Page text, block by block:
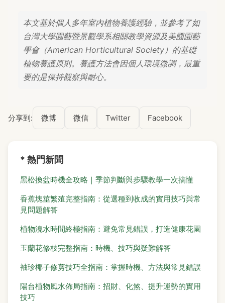
本文基於個人多年室內植物養護經驗，並參考了如
台灣大學園藝暨景觀學系相關教學資源及美國園藝
學會（American Horticultural Society）的基礎
植物養護原則。養護方法會因個人環境微調，最重
要的是保持觀察與耐心。
分享到: 微博 微信 Twitter Facebook
* 熱門新聞
黑松換盆時機全攻略｜季節判斷與步驟教學一次搞懂
香蕉塊莖繁殖完整指南：從選種到收成的實用技巧與常
見問題解答
植物澆水時間終極指南：避免常見錯誤，打造健康花園
玉蘭花修枝完整指南：時機、技巧與疑難解答
袖珍椰子修剪技巧全指南：掌握時機、方法與常見錯誤
陽台植物風水佈局指南：招財、化煞、提升運勢的實用
技巧